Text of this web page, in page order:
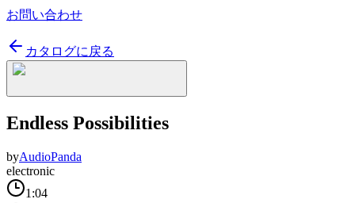
お問い合わせ
カタログに戻る
Endless Possibilities
byAudioPanda
electronic
1:04